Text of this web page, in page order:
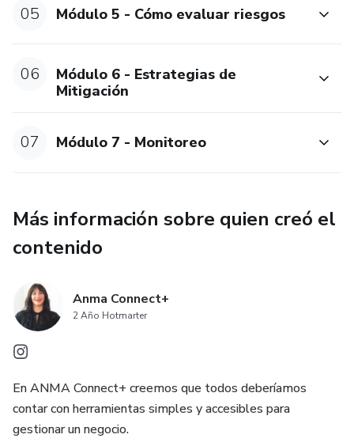
05 Módulo 5 - Cómo evaluar riesgos
06
Módulo 6 - Estrategias de
Mitigación
07 Módulo 7 - Monitoreo
Más información sobre quien creó el
contenido
Anma Connect+
2 Año Hotmarter
En ANMA Connect+ creemos que todos deberíamos
contar con herramientas simples y accesibles para
gestionar un negocio.